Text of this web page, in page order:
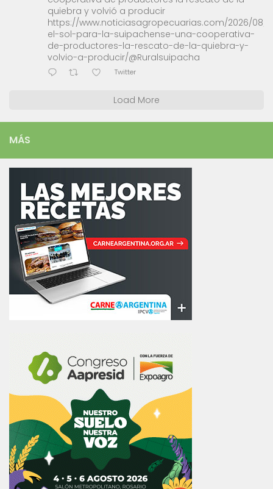
quiebra y volvió a producir
https://www.noticiasagropecuarias.com/2026/08/
el-sol-para-la-suipachense-una-cooperativa-
de-productores-la-rescato-de-la-quiebra-y-
volvio-a-producir/@Ruralsuipacha
Twitter
Load More
MÁS